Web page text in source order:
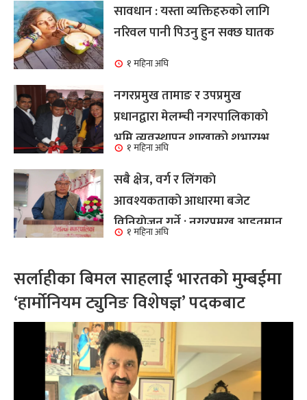
सावधान : यस्ता व्यक्तिहरुको लागि
नरिवल पानी पिउनु हुन सक्छ घातक
१ महिना अघि
नगरप्रमुख तामाङ र उपप्रमुख
प्रधानद्वारा मेलम्ची नगरपालिकाको
भूमि व्यवस्थापन शाखाको शुभारम्भ
कार्य सम्पन्न
१ महिना अघि
सबै क्षेत्र, वर्ग र लिंगकाे
आवश्यकताकाे आधारमा बजेट
विनियाेजन गर्ने : नगरप्रमुख आइतमान
तामाङ
१ महिना अघि
सर्लाहीका बिमल साहलाई भारतको मुम्बईमा
‘हार्मोनियम ट्युनिङ विशेषज्ञ’ पदकबाट
सम्मानित